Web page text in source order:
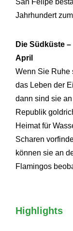
Jahrhundert
Die Südküste–
April
Wenn Sie Ruhe
das Leben der
dann sind sie
Republik
Heimat für
Scharen
können sie an
Flamingos
Highlights